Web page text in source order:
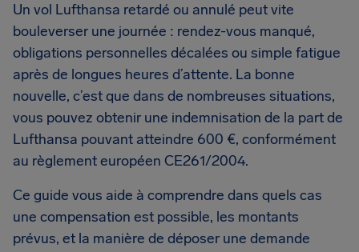
Un vol Lufthansa retardé ou annulé peut vite
bouleverser une journée : rendez-vous manqué,
obligations personnelles décalées ou simple fatigue
après de longues heures d’attente. La bonne
nouvelle, c’est que dans de nombreuses situations,
vous pouvez obtenir une indemnisation de la part de
Lufthansa pouvant atteindre 600 €, conformément
au règlement européen CE261/2004.
Ce guide vous aide à comprendre dans quels cas
une compensation est possible, les montants
prévus, et la manière de déposer une demande